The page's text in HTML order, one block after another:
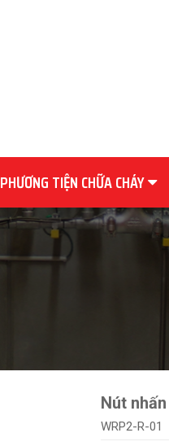
PHƯƠNG TIỆN CHỮA CHÁY
Nút
WRP2-R-01